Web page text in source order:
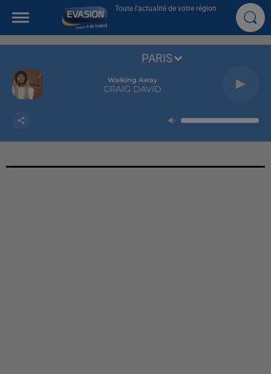
Toute l'actualité de votre région
Walking Away
CRAIG DAVID
PARIS